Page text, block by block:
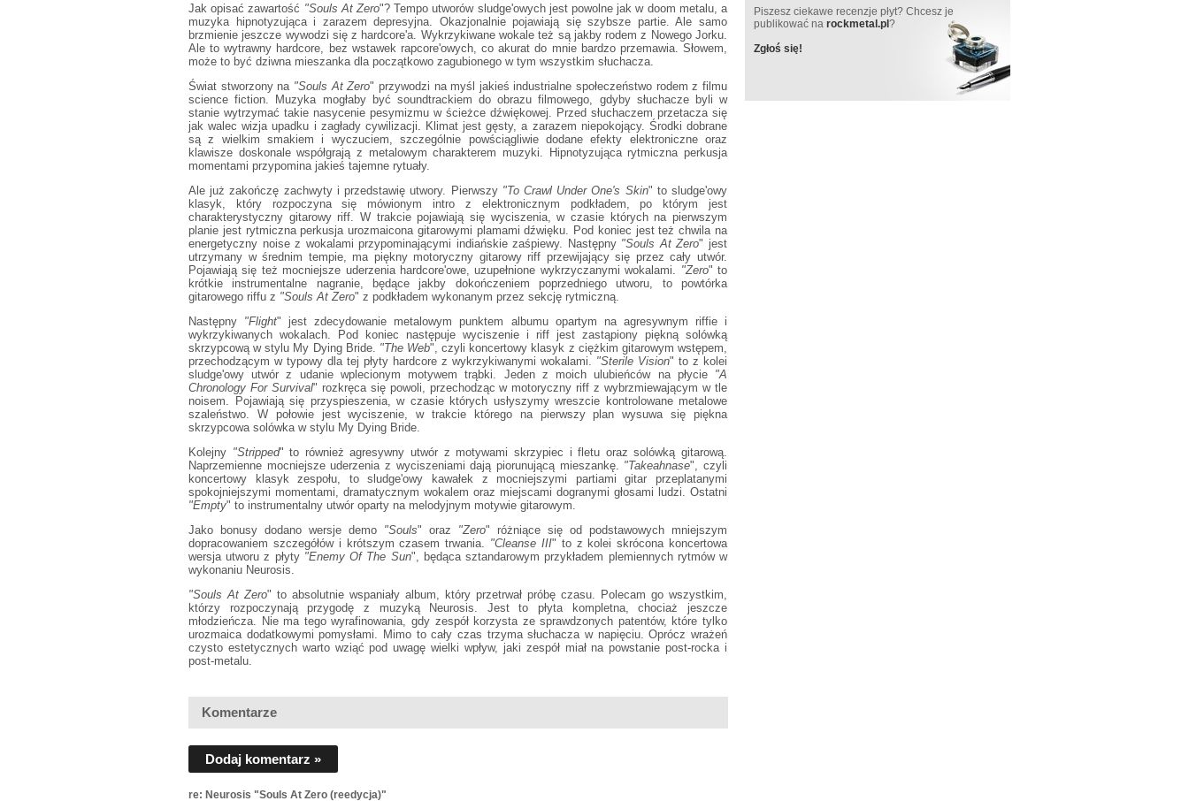
Jak opisać zawartość "Souls At Zero"? Tempo utworów sludge'owych jest powolne jak w doom metalu, a
muzyka hipnotyzująca i zarazem depresyjna. Okazjonalnie pojawiają się szybsze partie. Ale samo
brzmienie jeszcze wywodzi się z hardcore'a. Wykrzykiwane wokale też są jakby rodem z Nowego Jorku.
Ale to wytrawny hardcore, bez wstawek rapcore'owych, co akurat do mnie bardzo przemawia. Słowem,
może to być dziwna mieszanka dla początkowo zagubionego w tym wszystkim słuchacza.
Świat stworzony na "Souls At Zero" przywodzi na myśl jakieś industrialne społeczeństwo rodem z filmu
science fiction. Muzyka mogłaby być soundtrackiem do obrazu filmowego, gdyby słuchacze byli w
stanie wytrzymać takie nasycenie pesymizmu w ścieżce dźwiękowej. Przed słuchaczem przetacza się
jak walec wizja upadku i zagłady cywilizacji. Klimat jest gęsty, a zarazem niepokojący. Środki dobrane
są z wielkim smakiem i wyczuciem, szczególnie powściągliwie dodane efekty elektroniczne oraz
klawisze doskonale współgrają z metalowym charakterem muzyki. Hipnotyzująca rytmiczna perkusja
momentami przypomina jakieś tajemne rytuały.
Ale już zakończę zachwyty i przedstawię utwory. Pierwszy "To Crawl Under One's Skin" to sludge'owy
klasyk, który rozpoczyna się mówionym intro z elektronicznym podkładem, po którym jest
charakterystyczny gitarowy riff. W trakcie pojawiają się wyciszenia, w czasie których na pierwszym
planie jest rytmiczna perkusja urozmaicona gitarowymi plamami dźwięku. Pod koniec jest też chwila na
energetyczny noise z wokalami przypominającymi indiańskie zaśpiewy. Następny "Souls At Zero" jest
utrzymany w średnim tempie, ma piękny motoryczny gitarowy riff przewijający się przez cały utwór.
Pojawiają się też mocniejsze uderzenia hardcore'owe, uzupełnione wykrzyczanymi wokalami. "Zero" to
krótkie instrumentalne nagranie, będące jakby dokończeniem poprzedniego utworu, to powtórka
gitarowego riffu z "Souls At Zero" z podkładem wykonanym przez sekcję rytmiczną.
Następny "Flight" jest zdecydowanie metalowym punktem albumu opartym na agresywnym riffie i
wykrzykiwanych wokalach. Pod koniec następuje wyciszenie i riff jest zastąpiony piękną solówką
skrzypcową w stylu My Dying Bride. "The Web", czyli koncertowy klasyk z ciężkim gitarowym wstępem,
przechodzącym w typowy dla tej płyty hardcore z wykrzykiwanymi wokalami. "Sterile Vision" to z kolei
sludge'owy utwór z udanie wplecionym motywem trąbki. Jeden z moich ulubieńców na płycie "A
Chronology For Survival" rozkręca się powoli, przechodząc w motoryczny riff z wybrzmiewającym w tle
noisem. Pojawiają się przyspieszenia, w czasie których usłyszymy wreszcie kontrolowane metalowe
szaleństwo. W połowie jest wyciszenie, w trakcie którego na pierwszy plan wysuwa się piękna
skrzypcowa solówka w stylu My Dying Bride.
Kolejny "Stripped" to również agresywny utwór z motywami skrzypiec i fletu oraz solówką gitarową.
Naprzemienne mocniejsze uderzenia z wyciszeniami dają piorunującą mieszankę. "Takeahnase", czyli
koncertowy klasyk zespołu, to sludge'owy kawałek z mocniejszymi partiami gitar przeplatanymi
spokojniejszymi momentami, dramatycznym wokalem oraz miejscami dogranymi głosami ludzi. Ostatni
"Empty" to instrumentalny utwór oparty na melodyjnym motywie gitarowym.
Jako bonusy dodano wersje demo "Souls" oraz "Zero" różniące się od podstawowych mniejszym
dopracowaniem szczegółów i krótszym czasem trwania. "Cleanse III" to z kolei skrócona koncertowa
wersja utworu z płyty "Enemy Of The Sun", będąca sztandarowym przykładem plemiennych rytmów w
wykonaniu Neurosis.
"Souls At Zero" to absolutnie wspaniały album, który przetrwał próbę czasu. Polecam go wszystkim,
którzy rozpoczynają przygodę z muzyką Neurosis. Jest to płyta kompletna, chociaż jeszcze
młodzieńcza. Nie ma tego wyrafinowania, gdy zespół korzysta ze sprawdzonych patentów, które tylko
urozmaica dodatkowymi pomysłami. Mimo to cały czas trzyma słuchacza w napięciu. Oprócz wrażeń
czysto estetycznych warto wziąć pod uwagę wielki wpływ, jaki zespół miał na powstanie post-rocka i
post-metalu.
Komentarze
Dodaj komentarz »
re: Neurosis "Souls At Zero (reedycja)"
Piszesz ciekawe recenzje płyt? Chcesz je
publikować na rockmetal.pl ?
Zgłoś się!